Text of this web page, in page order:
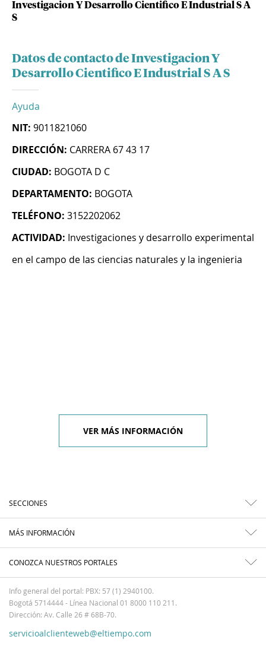
Investigacion Y Desarrollo Cientifico E Industrial S A
S
Datos de contacto de Investigacion Y
Desarrollo Cientifico E Industrial S A S
Ayuda
NIT: 9011821060
DIRECCIÓN: CARRERA 67 43 17
CIUDAD: BOGOTA D C
DEPARTAMENTO: BOGOTA
TELÉFONO: 3152202062
ACTIVIDAD: Investigaciones y desarrollo experimental
en el campo de las ciencias naturales y la ingenieria
VER MÁS INFORMACIÓN
SECCIONES
MÁS INFORMACIÓN
CONOZCA NUESTROS PORTALES
Info general del portal: PBX: 57 (1) 2940100.
Bogotá 5714444 - Línea Nacional 01 8000 110 211.
Dirección: Av. Calle 26 # 68B-70.
servicioalclienteweb@eltiempo.com